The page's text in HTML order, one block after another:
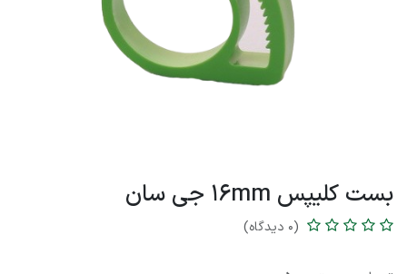
بست کلیپس 16mm جی سان
(0 دیدگاه)